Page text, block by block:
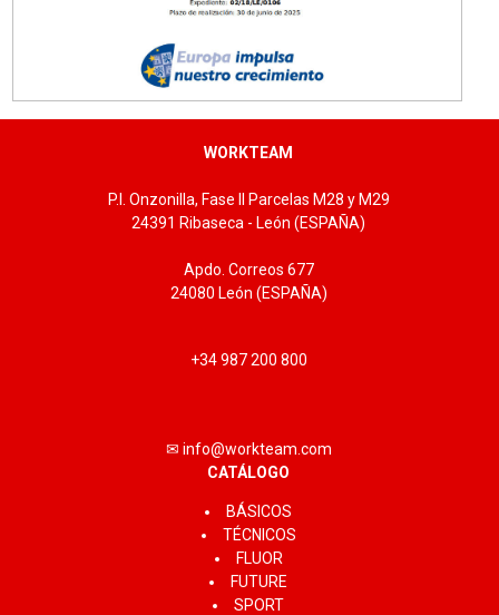
WORKTEAM
P.I. Onzonilla, Fase II Parcelas M28 y M29
24391 Ribaseca - León (ESPAÑA)
Apdo. Correos 677
24080 León (ESPAÑA)
+34 987 200 800
✉ info@workteam.com
CATÁLOGO
BÁSICOS
TÉCNICOS
FLUOR
FUTURE
SPORT